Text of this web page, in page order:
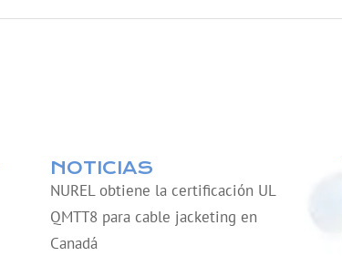
NOTICIAS
NUREL obtiene la certificación UL
QMTT8 para cable jacketing en
Canadá